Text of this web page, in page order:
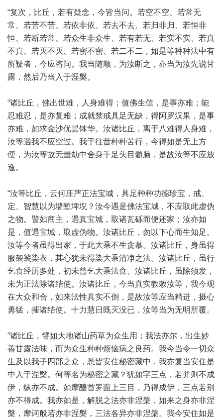
“复次，比丘，若有疑念，今皆当问。若空不空、若常无
常、若苦不苦、若依非依、若去不去、若归非归、若恒非
恒、若断若常、若众生非众生、若有若无、若实不实、若真
不真、若灭不灭、若密不密、若二不二，如是等种种法中有
所疑者，今应咨问。我当随顺，为汝断之，亦当为汝先说甘
露，然后乃当入于涅槃。
“诸比丘，佛出世难，人身难得；值佛生信，是事亦难；能
忍难忍，是亦复难；成就禁戒具足无缺，得阿罗汉果，是事
亦难，如求金沙优昙钵华。汝诸比丘，离于八难得人身难，
汝等遇我不应空过。我于往昔种种苦行，今得如是无上方
便，为汝等故无量劫中舍身手足头目髓脑，是故汝等不应放
逸。
“汝等比丘，云何庄严正法宝城，具足种种功德珍宝，戒、
定、智慧以为墙堑埤堄？汝今遇是佛法宝城，不应取此虚伪
之物。譬如商主，遇真宝城，取诸瓦砾而便还家；汝亦如
是，值遇宝城，取虚伪物。汝诸比丘，勿以下心而生知足。
汝等今者虽得出家，于此大乘不生贪慕。汝诸比丘，身虽得
服袈裟染衣，其心犹未得染大乘清净之法。汝诸比丘，虽行
乞食经历多处，初未曾乞大乘法食。汝诸比丘，虽除须发，
未为正法除诸结使。汝诸比丘，今当真实教敕汝等，我今现
在大众和合，如来法性真实不倒，是故汝等应当精进，摄心
勇猛，摧诸结使。十力慧日既灭没已，汝等当为无明所覆。
“诸比丘，譬如大地诸山药草为众生用；我法亦尔，出生妙
善甘露法味，而为众生种种烦恼病之良药。我今当令一切众
生及以我子四部之众，悉皆安住秘密藏中，我亦复当安住是
中入于涅槃。何等名为秘密之藏？犹如字三点，若并则不成
伊，纵亦不成。如摩醯首罗面上三目，乃得成伊，三点若别
亦不得成。我亦如是，解脱之法亦非涅槃，如来之身亦非涅
槃，摩诃般若亦非涅槃，三法各异亦非涅槃。我今安住如是